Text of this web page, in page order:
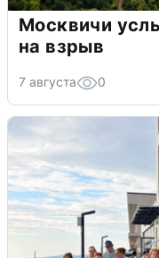
Москвичи
на взрыв
7 августа 0